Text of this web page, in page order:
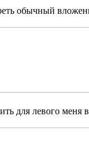
обычный
для левого меня